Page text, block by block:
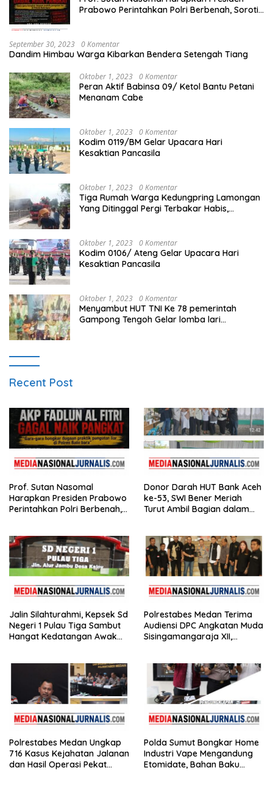
Prabowo Perintahkan Polri Berbenah, Soroti
September 30, 2023 0 Komentar
Dandim Himbau Warga Kibarkan Bendera Setengah Tiang
Oktober 1, 2023 0 Komentar
Peran Aktif Babinsa 09/ Ketol Bantu Petani
Menanam Cabe
Oktober 1, 2023 0 Komentar
Kodim 0119/BM Gelar Upacara Hari
Kesaktian Pancasila
Oktober 1, 2023 0 Komentar
Tiga Rumah Warga Kedungpring Lamongan
Yang Ditinggal Pergi Terbakar Habis,
Oktober 1, 2023 0 Komentar
Kodim 0106/ Ateng Gelar Upacara Hari
Kesaktian Pancasila
Oktober 1, 2023 0 Komentar
Menyambut HUT TNI Ke 78 pemerintah
Gampong Tengoh Gelar lomba lari
Recent Post
Prof. Sutan Nasomal
Harapkan Presiden Prabowo
Perintahkan Polri Berbenah,
Donor Darah HUT Bank Aceh
ke-53, SWI Bener Meriah
Turut Ambil Bagian dalam
Jalin Silahturahmi, Kepsek Sd
Negeri 1 Pulau Tiga Sambut
Hangat Kedatangan Awak
Polrestabes Medan Terima
Audiensi DPC Angkatan Muda
Sisingamangaraja XII,
Polrestabes Medan Ungkap
716 Kasus Kejahatan Jalanan
dan Hasil Operasi Pekat
Polda Sumut Bongkar Home
Industri Vape Mengandung
Etomidate, Bahan Baku